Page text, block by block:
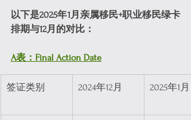
以下是2025年1月亲属移民+职业移民绿卡
排期与12月的对比：
A表：Final Action Date
签证类别 2024年12月 2025年1月